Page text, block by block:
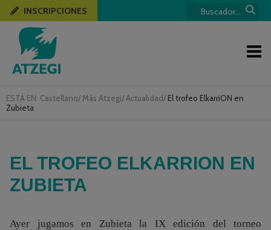
ESTÁ EN: Castellano/ Más Atzegi/ Actualidad/ El trofeo ElkarriON en
Zubieta
INSCRIPCIONES
EL TROFEO ELKARRION EN
ZUBIETA
Ayer jugamos en Zubieta la IX edición del torneo